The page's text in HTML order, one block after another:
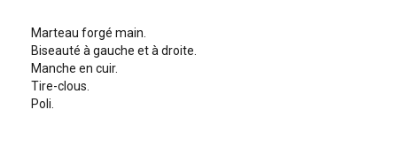
Marteau forgé main.
Biseauté à gauche et à droite.
Manche en cuir.
Tire-clous.
Poli.